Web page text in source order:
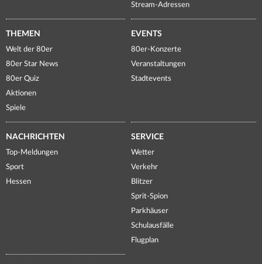
Stream-Adressen
THEMEN
Welt der 80er
80er Star News
80er Quiz
Aktionen
Spiele
EVENTS
80er-Konzerte
Veranstaltungen
Stadtevents
NACHRICHTEN
Top-Meldungen
Sport
Hessen
SERVICE
Wetter
Verkehr
Blitzer
Sprit-Spion
Parkhäuser
Schulausfälle
Flugplan